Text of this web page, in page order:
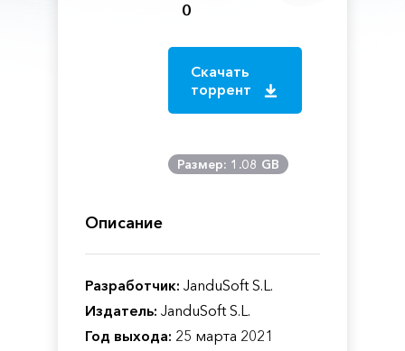
0
Скачать
торрент
Размер: 1.08 GB
Описание
Разработчик: JanduSoft S.L.
Издатель: JanduSoft S.L.
Год выхода: 25 марта 2021